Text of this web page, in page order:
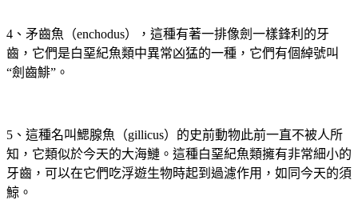
4、矛齒魚（enchodus），這種有著一排像劍一樣鋒利的牙
齒，它們是白堊紀魚類中異常凶猛的一種，它們有個綽號叫
“劍齒鯡”。
5、這種名叫鰓腺魚（gillicus）的史前動物此前一直不被人所
知，它類似於今天的大海鰱。這種白堊紀魚類擁有非常細小的
牙齒，可以在它們吃浮遊生物時起到過濾作用，如同今天的須
鯨。